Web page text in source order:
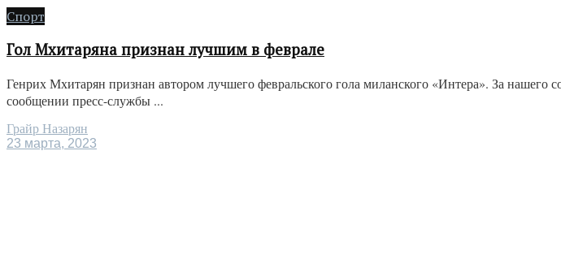
Спорт
Гол Мхитаряна признан лучшим в феврале
Генрих Мхитарян признан автором лучшего февральского гола миланского «Интера». За нашего
сообщении пресс-службы ...
Грайр Назарян
23 марта, 2023